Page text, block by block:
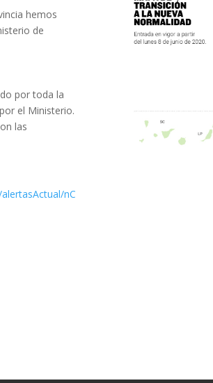
hemos
de
por toda la
el Ministerio.
las
nC